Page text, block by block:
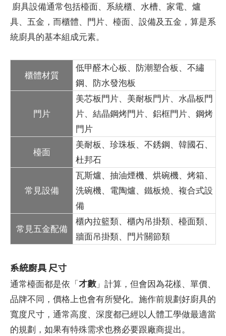
廚具設備通常包括檯面、系統櫃、水槽、家電、爐
具、五金，而櫃體、門片、檯面、設備及五金，算是系
統廚具的基本組成元素。
櫃體材質
低甲醛木心板、防潮塑合板、不繡
鋼、防水發泡板
門片
美芯板門片、美耐板門片、水晶板門
片、結晶鋼烤門片、鋁框門片、鋼烤
門片
檯面
美耐板、珍珠板、不銹鋼、韓國石、
杜邦石
常見設備
瓦斯爐、抽油煙機、烘碗機、烤箱、
洗碗機、電陶爐、鐵板燒、複合式設
備
常見五金配備
櫃內拉籃類、櫃內吊掛類、檯面類、
牆面吊掛類、門片關節類
系統廚具 尺寸
通常檯面都是依「才數」計算，但會因為花樣、單價、
品牌不同，價格上也會有所變化。施作前規劃好廚具的
寬度尺寸，通常高度、深度都已經以人體工學做最適當
的規劃，如果有特殊需求也務必要跟廠商提出。